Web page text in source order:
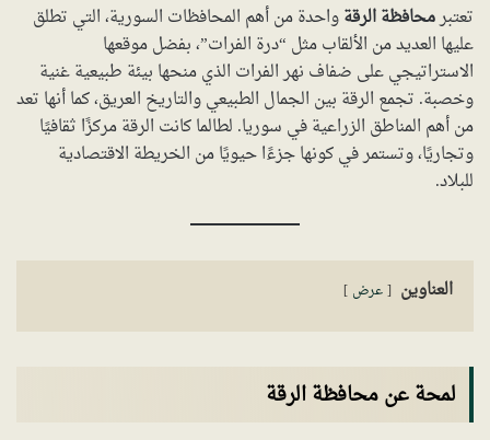
تعتبرمحافظة الرقةواحدة من أهم المحافظات السورية، التي تطلق
عليها العديد من الألقاب مثل “درة الفرات”، بفضل موقعها
الاستراتيجي على ضفاف نهر الفرات الذي منحها بيئة طبيعية غنية
وخصبة. تجمع الرقة بين الجمال الطبيعي والتاريخ العريق، كما أنها تعد
من أهم المناطق الزراعية في سوريا. لطالما كانت الرقة مركزًا ثقافيًا
وتجاريًا، وتستمر في كونها جزءًا حيويًا من الخريطة الاقتصادية
للبلاد.
العناوين عرض
لمحة عن محافظة الرقة